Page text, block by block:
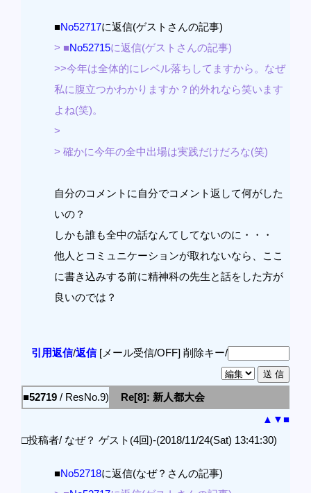
■No52717に返信(ゲストさんの記事)
> ■No52715に返信(ゲストさんの記事)
>>今年は全体的にレベル落ちしてますから。なぜ
私に腹立つかわかりますか？的外れなら笑います
よね(笑)。
>
> 確かに今年の全中出場は実践だけだろな(笑)
自分のコメントに自分でコメント返して何がした
いの？
しかも誰も全中の話なんてしてないのに・・・
他人とコミュニケーションが取れないなら、ここ
に書き込みする前に精神科の先生と話をした方が
良いのでは？
引用返信/返信[メール受信/OFF] 削除キー/
■52719 / ResNo.9)
Re[8]: 新人都大会
▲ ▼■
□投稿者/ なぜ？ ゲスト(4回)-(2018/11/24(Sat) 13:41:30)
■No52718に返信(なぜ？さんの記事)